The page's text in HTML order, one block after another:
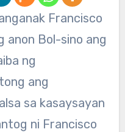
anon Bol-sino ang
ng
ang
sa kasaysayan
ni Francisco